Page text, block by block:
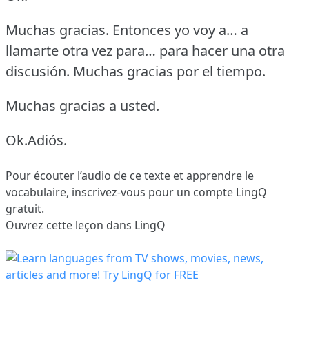
Muchas gracias. Entonces yo voy a… a
llamarte otra vez para… para hacer una otra
discusión. Muchas gracias por el tiempo.
Muchas gracias a usted.
Ok.Adiós.
Pour écouter l’audio de ce texte et apprendre le
vocabulaire, inscrivez-vous pour un compte LingQ
gratuit.
Ouvrez cette leçon dans LingQ